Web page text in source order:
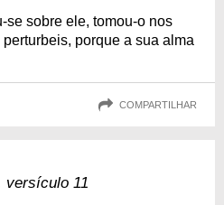
se sobre ele, tomou-o nos
porque a sua alma
COMPARTILHAR
versículo 11